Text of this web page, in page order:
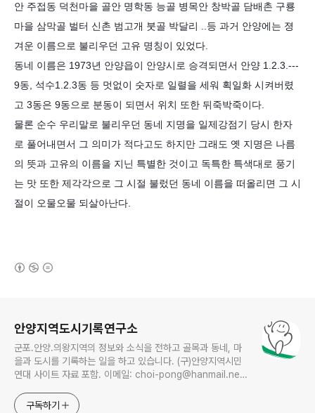
안 주접동 덕천마을 골안 명학동 능골 병목안 창박골 담배촌 구룡
마을 삼막골 벌터 신촌 범고개 붓골 박달리 ..등 과거 안양에는 졍
겨운 이름으로 불리우던 고유 명칭이 있었다.
동네 이름은 1973년 안양읍이 안양시로 승격되면서 안양 1.2.3.---
9동, 석수1.2.3동 등 멋없이 숫자로 일렬을 세워 획일화 시켜버렸
고 3동은 9동으로 분동이 되면서 위치 또한 뒤죽박죽이다.
물론 순수 우리말로 불리우던 동네 지명을 일제강점기 당시 한자
로 풀어내면서 그 의미가 적다고도 하지만 그래도 옛 지명은 나름
의 뜻과 고유의 이름을 지닌 특별한 것이고 독특한 특색대로 풍기
는 맛 또한 제각각으로 그 시절 불렀던 동네 이름을 떠올리면 그 시
절이 오물오물 되살아난다.
안양지역도시기록연구소
군포.안양.의왕지역의 정보와 소식을 전하고 골목과 동네, 마
을과 도시를 기록하는 일을 하고 있습니다. (구)안양지역시민
연대 사이트 자료 포함. 이메일: choi-pong@hanmail.net
구독하기